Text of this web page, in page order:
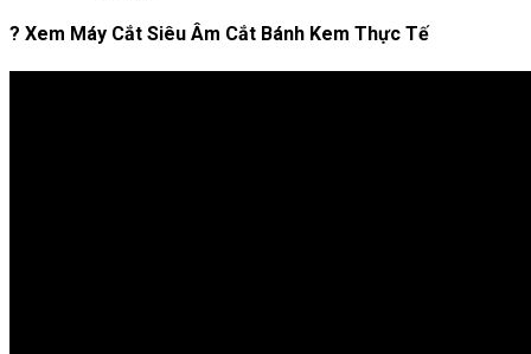
? Xem Máy Cắt Siêu Âm Cắt Bánh Kem Thực Tế